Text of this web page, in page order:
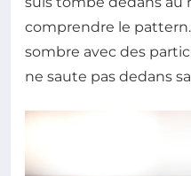
comprendre le
sombre avec des
ne saute pas dedans